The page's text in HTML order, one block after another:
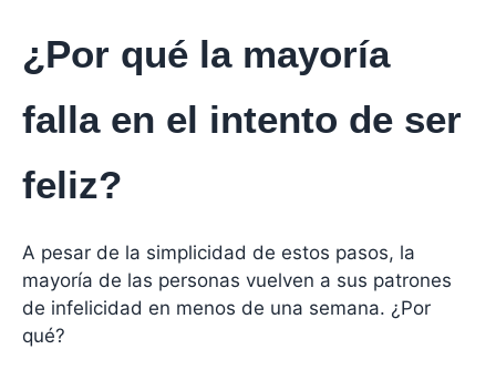
¿Por qué la mayoría
falla en el intento de ser
feliz?
A pesar de la simplicidad de estos pasos, la
mayoría de las personas vuelven a sus patrones
de infelicidad en menos de una semana. ¿Por
qué?